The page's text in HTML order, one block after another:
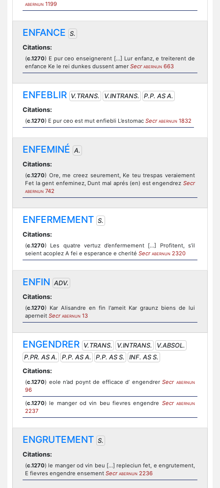
ABERNUN 1199
ENFANCE S.
Citations:
(c.1270) E pur ceo enseignerent [...] Lur enfanz, e treiterent de
enfance Ke le rei dunkes dussent amer Secr ABERNUN 663
ENFEBLIR V.TRANS. V.INTRANS.
P.P. AS A.
Citations:
(c.1270) E pur ceo est mut enfiebli L’estomac Secr ABERNUN 1832
ENFEMINÉ A.
Citations:
(c.1270) Ore, me creez seurement, Ke teu trespas veraiement
Fet la gent enfeminez, Dunt mal aprés (en) est engendrez Secr
ABERNUN 742
ENFERMEMENT S.
Citations:
(c.1270) Les quatre vertuz d’enfermement [...] Profitent, s’il
seient acoplez A fei e esperance e cherité Secr ABERNUN 2320
ENFIN ADV.
Citations:
(c.1270) Kar Alisandre en fin l'ameit Kar graunz biens de lui
aperneit Secr ABERNUN 13
ENGENDRER V.TRANS. V.INTRANS.
V.ABSOL.
P.PR. AS A.
P.P. AS A. P.P. AS S.
INF. AS S.
Citations:
(c.1270) eole n’ad poynt de efficace d’ engendrerSecr ABERNUN
96
(c.1270) le manger od vin beu fievres engendre Secr ABERNUN
2237
ENGRUTEMENT S.
Citations:
(c.1270) le manger od vin beu [...] repleciun fet, e engrutement,
E fievres engendre ensement Secr ABERNUN 2236